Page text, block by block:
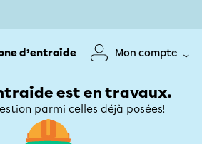
d’entraide Mon compte
est en travaux.
parmi celles déjà posées!